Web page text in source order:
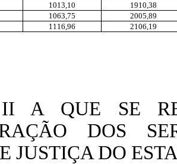
1013,10
1910,38
1063,75
2005,89
1116,96 2106,19
A QUE SE
DOS
JUSTIÇA DO